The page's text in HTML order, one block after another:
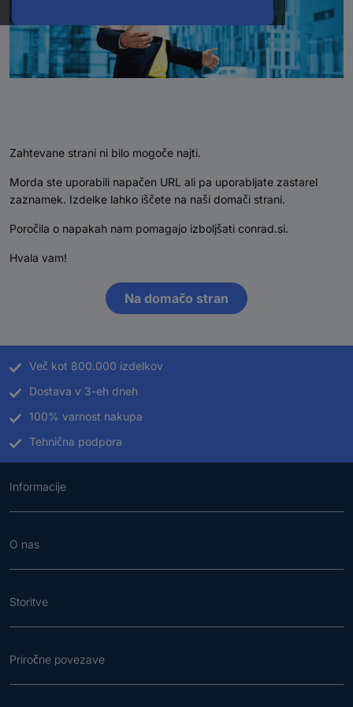
Zahtevane strani ni bilo mogoče najti.
Morda ste uporabili napačen URL ali pa uporabljate zastarel
zaznamek. Izdelke lahko iščete na naši domači strani.
Poročila o napakah nam pomagajo izboljšati conrad.si.
Hvala vam!
Na domačo stran
Več kot 800.000 izdelkov
Dostava v 3-eh dneh
100% varnost nakupa
Tehnična podpora
Informacije
O nas
Storitve
Priročne povezave